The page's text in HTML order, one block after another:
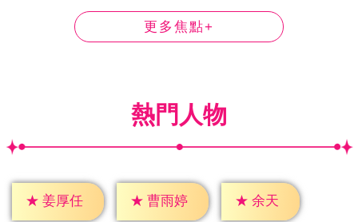
更多焦點+
熱門人物
★ 姜厚任 ★ 曹雨婷 ★ 余天